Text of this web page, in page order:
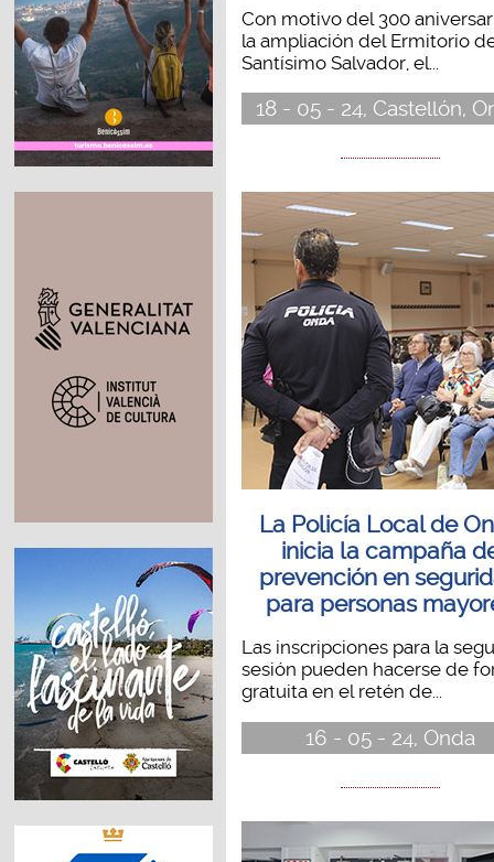
Con motivo del 300
la ampliación del Ermitorio
Santísimo Salvador, el...
18 - 05 - 24, Castellón,
La Policía Local de
inicia la campaña
prevención en
para personas
Las inscripciones para la
sesión pueden hacerse de
gratuita en el retén de...
16 - 05 - 24, Onda